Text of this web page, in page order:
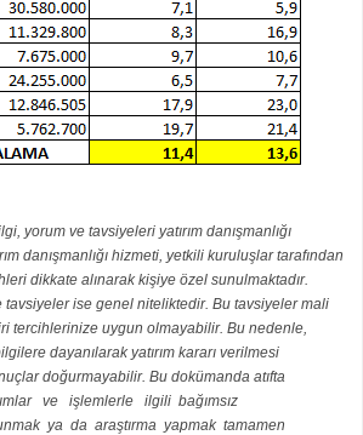
yorum ve tavsiyeleri yatırım danışmanlığı
danışmanlığı hizmeti, yetkili kuruluşlar tarafından
dikkate alınarak kişiye özel sunulmaktadır.
tavsiyeler ise genel niteliktedir. Bu tavsiyeler mali
tercihlerinize uygun olmayabilir. Bu nedenle,
dayanılarak yatırım kararı verilmesi
doğurmayabilir. Bu dokümanda atıfta
ve işlemlerle ilgili bağımsız
ya da araştırma yapmak tamamen